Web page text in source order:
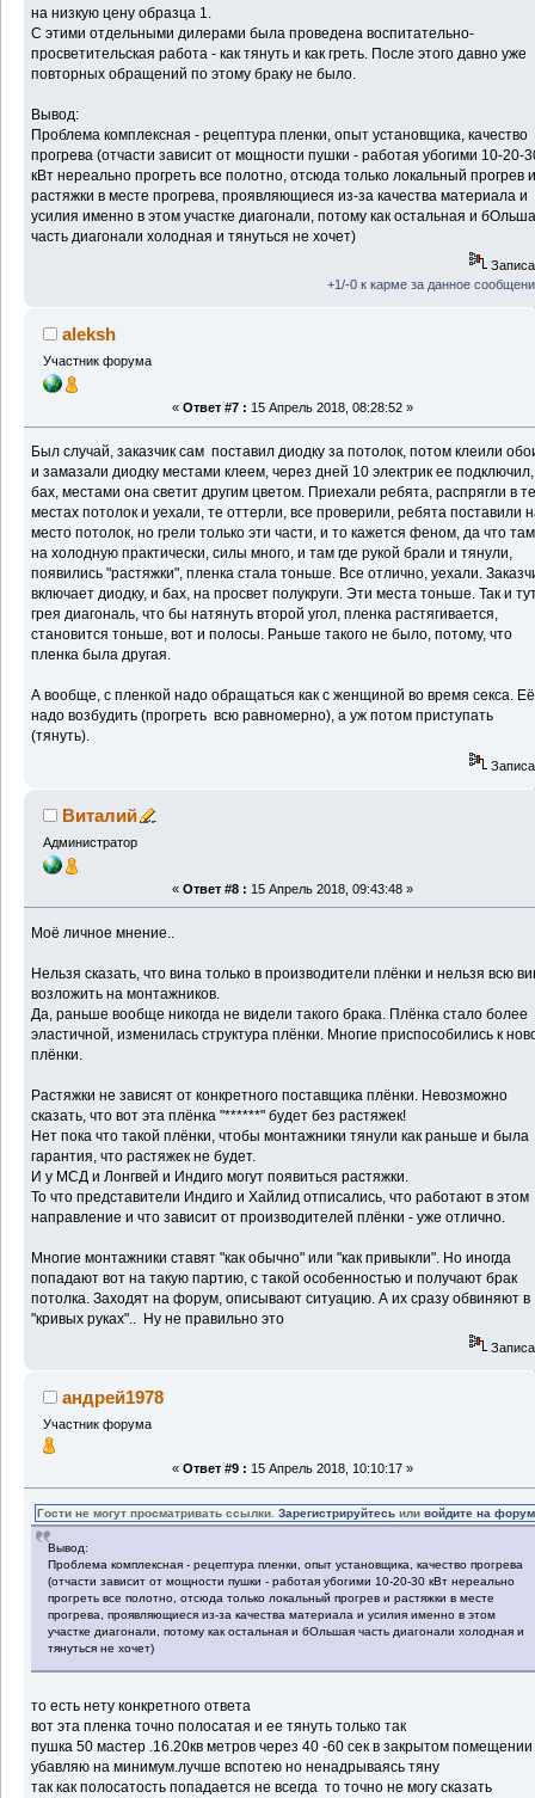
на низкую цену образца 1.
С этими отдельными дилерами была проведена воспитательно-
просветительская работа - как тянуть и как греть. После этого давно уже
повторных обращений по этому браку не было.
Вывод:
Проблема комплексная - рецептура пленки, опыт установщика, качество
прогрева (отчасти зависит от мощности пушки - работая убогими 10-20-
кВт нереально прогреть все полотно, отсюда только локальный прогрев
растяжки в месте прогрева, проявляющиеся из-за качества материала и
усилия именно в этом участке диагонали, потому как остальная и
часть диагонали холодная и тянуться не хочет)
+1/-0 к карме за данное
aleksh
Участник форума
« Ответ #7 : 15 Апрель 2018, 08:28:52 »
Был случай, заказчик сам поставил диодку за потолок, потом клеили
и замазали диодку местами клеем, через дней 10 электрик ее
бах, местами она светит другим цветом. Приехали ребята, распрягли в
местах потолок и уехали, те оттерли, все проверили, ребята поставили
место потолок, но грели только эти части, и то кажется феном, да что
на холодную практически, силы много, и там где рукой брали и тянули,
появились "растяжки", пленка стала тоньше. Все отлично, уехали.
включает диодку, и бах, на просвет полукруги. Эти места тоньше. Так и
грея диагональ, что бы натянуть второй угол, пленка растягивается,
становится тоньше, вот и полосы. Раньше такого не было, потому, что
пленка была другая.
А вообще, с пленкой надо обращаться как с женщиной во время секса. Её
надо возбудить (прогреть всю равномерно), а уж потом приступать
(тянуть).
Виталий
Администратор
« Ответ #8 : 15 Апрель 2018, 09:43:48 »
Моё личное мнение..
Нельзя сказать, что вина только в производители плёнки и нельзя всю
возложить на монтажников.
Да, раньше вообще никогда не видели такого брака. Плёнка стало более
эластичной, изменилась структура плёнки. Многие приспособились к
плёнки.
Растяжки не зависят от конкретного поставщика плёнки. Невозможно
сказать, что вот эта плёнка "******" будет без растяжек!
Нет пока что такой плёнки, чтобы монтажники тянули как раньше и была
гарантия, что растяжек не будет.
И у МСД и Лонгвей и Индиго могут появиться растяжки.
То что представители Индиго и Хайлид отписались, что работают в этом
направление и что зависит от производителей плёнки - уже отлично.
Многие монтажники ставят "как обычно" или "как привыкли". Но иногда
попадают вот на такую партию, с такой особенностью и получают брак
потолка. Заходят на форум, описывают ситуацию. А их сразу обвиняют в
"кривых руках".. Ну не правильно это
андрей1978
Участник форума
« Ответ #9 : 15 Апрель 2018, 10:10:17 »
Гости не могут просматривать ссылки.Зарегистрируйтесь иливойдите на форум
Вывод:
Проблема комплексная - рецептура пленки, опыт установщика, качество прогрева
(отчасти зависит от мощности пушки - работая убогими 10-20-30 кВт нереально
прогреть все полотно, отсюда только локальный прогрев и растяжки в месте
прогрева, проявляющиеся из-за качества материала и усилия именно в этом
участке диагонали, потому как остальная и бОльшая часть диагонали холодная и
тянуться не хочет)
то есть нету конкретного ответа
вот эта пленка точно полосатая и ее тянуть только так
пушка 50 мастер .16.20кв метров через 40 -60 сек в закрытом помещении
убавляю на минимум.лучше вспотею но ненадрываясь тяну
так как полосатость попадается не всегда то точно не могу сказать